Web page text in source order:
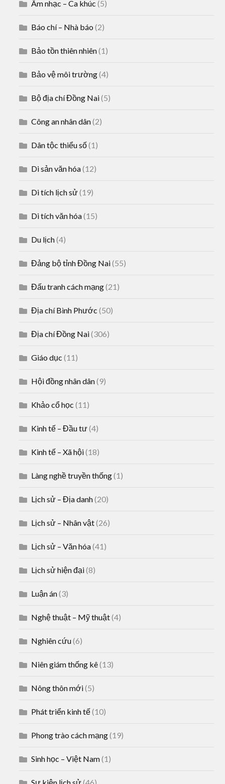
Âm nhạc – Ca khúc (5)
Báo chí – Nhà báo (2)
Bảo tồn thiên nhiên(1)
Bảo vệ môi trường(4)
Bộ địa chí Đồng Nai(5)
Công an nhân dân(2)
Dân tộc thiểu số(1)
Di sản văn hóa(12)
Di tích lịch sử(19)
Di tích văn hóa(15)
Du lịch(4)
Đảng bộ tỉnh Đồng Nai(55)
Đấu tranh cách mạng(21)
Địa chí Bình Phước (50)
Địa chí Đồng Nai(306)
Giáo dục (11)
Hội đồng nhân dân(9)
Khảo cổ học (11)
Kinh tế – Đầu tư(4)
Kinh tế – Xã hội(18)
Làng nghề truyền thống(1)
Lịch sử – Địa danh(20)
Lịch sử – Nhân vật(26)
Lịch sử – Văn hóa(41)
Lịch sử hiện đại(8)
Luận án(3)
Nghệ thuật – Mỹ thuật(4)
Nghiên cứu(6)
Niên giám thống kê(13)
Nông thôn mới(5)
Phát triển kinh tế(10)
Phong trào cách mạng(19)
Sinh học – Việt Nam(1)
Sự kiện lịch sử(46)